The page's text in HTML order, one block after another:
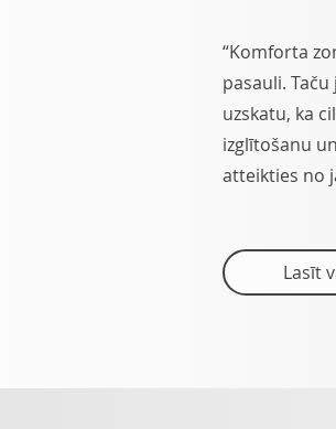
“Komforta
pasauli.
uzskatu, ka
izglītošanu
atteikties no
Lasīt